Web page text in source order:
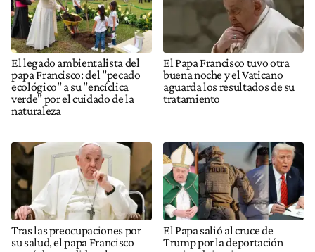
El legado ambientalista del
papa Francisco: del "pecado
ecológico" a su "encíclica
verde" por el cuidado de la
naturaleza
El Papa Francisco tuvo otra
buena noche y el Vaticano
aguarda los resultados de su
tratamiento
Tras las preocupaciones por
su salud, el papa Francisco
El Papa salió al cruce de
Trump por la deportación